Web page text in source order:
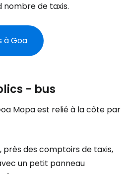
nombre de taxis.
à Goa
- bus
Mopa est relié à la côte par
près des comptoirs de taxis,
un petit panneau